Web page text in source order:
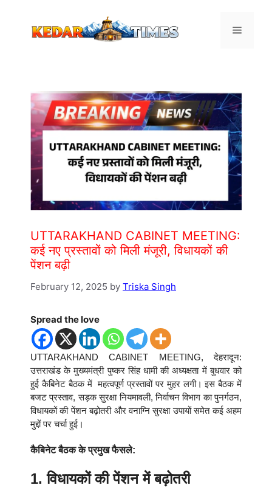
Menu
UTTARAKHAND CABINET MEETING:
कई नए प्रस्तावों को मिली मंजूरी, विधायकों की
पेंशन बढ़ी
February 12, 2025 by Triska Singh
Spread the love
UTTARAKHAND CABINET MEETING, देहरादून:
उत्तराखंड के मुख्यमंत्री पुष्कर सिंह धामी की अध्यक्षता में बुधवार को
हुई कैबिनेट बैठक में महत्वपूर्ण प्रस्तावों पर मुहर लगी। इस बैठक में
बजट प्रस्ताव, सड़क सुरक्षा नियमावली, निर्वाचन विभाग का पुनर्गठन,
विधायकों की पेंशन बढ़ोतरी और वनाग्नि सुरक्षा उपायों समेत कई अहम
मुद्दों पर चर्चा हुई।
कैबिनेट बैठक के प्रमुख फैसले:
1. विधायकों की पेंशन में बढ़ोतरी